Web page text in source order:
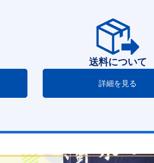
送料について
詳細を見る